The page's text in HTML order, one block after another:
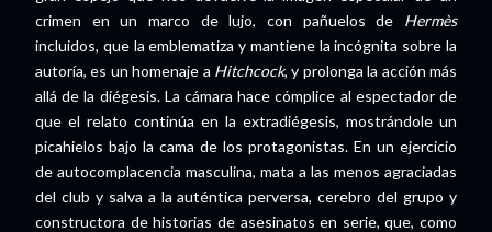
crimen en un marco de lujo, con pañuelos de Hermès
incluidos, que la emblematiza y mantiene la incógnita sobre la
autoría, es un homenaje a Hitchcock, y prolonga la acción más
allá de la diégesis. La cámara hace cómplice al espectador de
que el relato continúa en la extradiégesis, mostrándole un
picahielos bajo la cama de los protagonistas. En un ejercicio
de autocomplacencia masculina, mata a las menos agraciadas
del club y salva a la auténtica perversa, cerebro del grupo y
constructora de historias de asesinatos en serie, que, como